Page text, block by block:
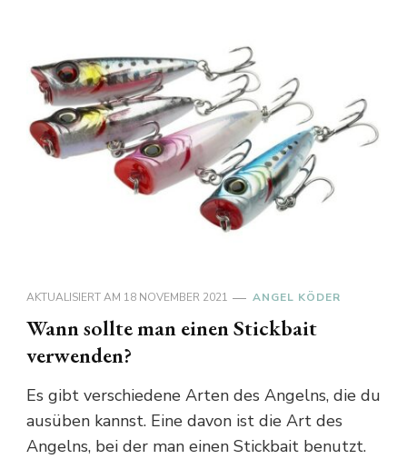
AKTUALISIERT AM 18 NOVEMBER 2021 ANGEL KÖDER
Wann sollte man einen Stickbait
verwenden?
Es gibt verschiedene Arten des Angelns, die du
ausüben kannst. Eine davon ist die Art des
Angelns, bei der man einen Stickbait benutzt.